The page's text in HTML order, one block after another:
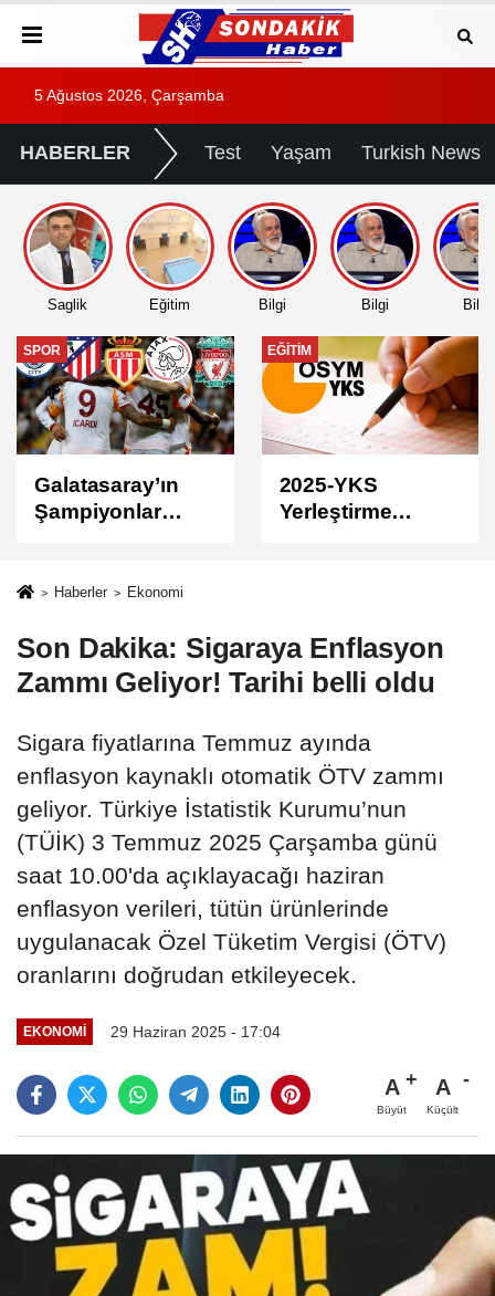
5 Ağustos 2026, Çarşamba
HABERLER Test Yaşam Turkish News
Saglik Eğitim Bilgi Bilgi Bilgi
EĞITIM
2025-YKS
Yerleştirme
Sonuçlar
Açıldı
EĞITIM
2025 DGS Sınav
Sonuçları
Haberler Ekonomi
Son Dakika: Sigaraya Enflasyon
Zammı Geliyor! Tarihi belli oldu
Sigara fiyatlarına Temmuz ayında
enflasyon kaynaklı otomatik ÖTV zammı
geliyor. Türkiye İstatistik Kurumu’nun
(TÜİK) 3 Temmuz 2025 Çarşamba günü
saat 10.00'da açıklayacağı haziran
enflasyon verileri, tütün ürünlerinde
uygulanacak Özel Tüketim Vergisi (ÖTV)
oranlarını doğrudan etkileyecek.
EKONOMI 29 Haziran 2025 - 17:04
A
Büyüt
A
Küçült